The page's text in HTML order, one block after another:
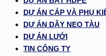
DỰ ÁN CÁP VÀ PHỤ
DỰ ÁN DÂY NEO TÀU
DỰ ÁN LƯỚI
TIN CÔNG TY